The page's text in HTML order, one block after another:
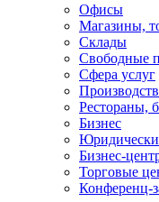
Офисы
Магазины,
Склады
Свободные
Сфера услуг
Рестораны,
Бизнес
Бизнес-
Торговые
Конференц-